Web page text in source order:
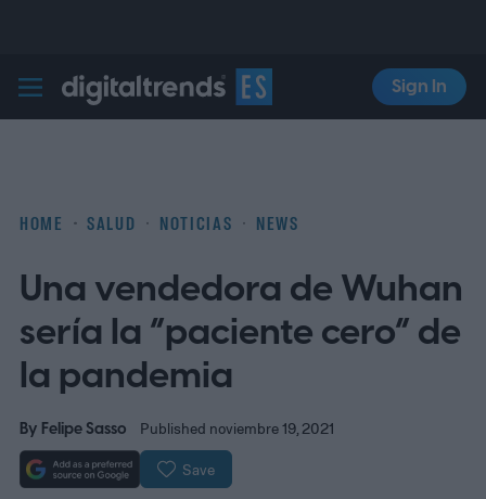
Digital Trends Español
Sign In
HOME SALUD NOTICIAS NEWS
Una vendedora de Wuhan
sería la “paciente cero” de
la pandemia
By Felipe Sasso Published noviembre 19, 2021
Save